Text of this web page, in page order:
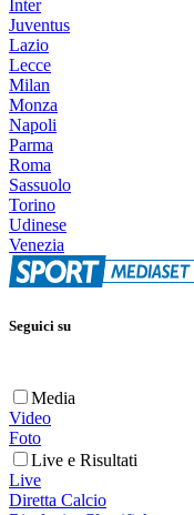
Inter
Juventus
Lazio
Lecce
Milan
Monza
Napoli
Parma
Roma
Sassuolo
Torino
Udinese
Venezia
Seguici su
Media
Video
Foto
Live e Risultati
Live
Diretta Calcio